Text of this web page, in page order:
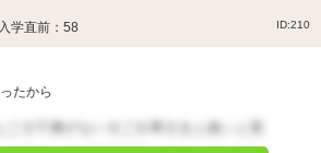
学直前：58
ID:210
たから